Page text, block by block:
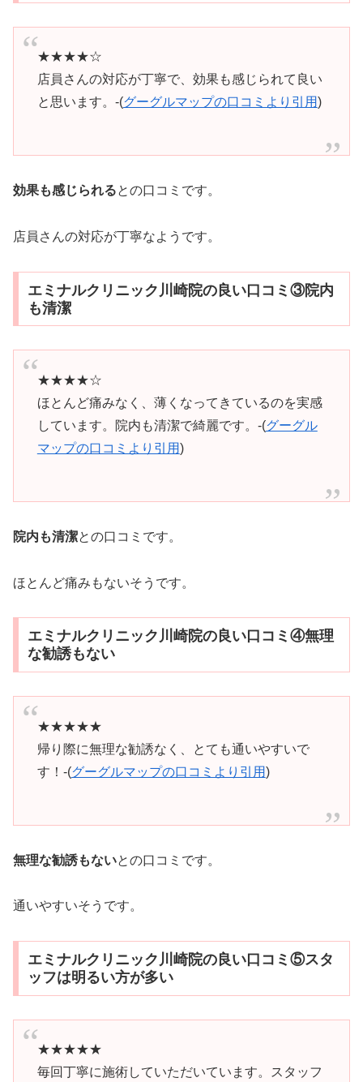
★★★★☆
店員さんの対応が丁寧で、効果も感じられて良い
と思います。-(グーグルマップの口コミより引用)
効果も感じられるとの口コミです。
店員さんの対応が丁寧なようです。
エミナルクリニック川崎院の良い口コミ③院内
も清潔
★★★★☆
ほとんど痛みなく、薄くなってきているのを実感
しています。院内も清潔で綺麗です。-(グーグル
マップの口コミより引用)
院内も清潔との口コミです。
ほとんど痛みもないそうです。
エミナルクリニック川崎院の良い口コミ④無理
な勧誘もない
★★★★★
帰り際に無理な勧誘なく、とても通いやすいで
す！-(グーグルマップの口コミより引用)
無理な勧誘もないとの口コミです。
通いやすいそうです。
エミナルクリニック川崎院の良い口コミ⑤スタ
ッフは明るい方が多い
★★★★★
毎回丁寧に施術していただいています。スタッフ